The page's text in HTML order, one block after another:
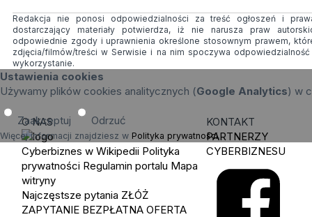
Redakcja nie ponosi odpowiedzialności za treść ogłoszeń i
dostarczający materiały potwierdza, iż nie narusza praw
odpowiednie zgody i uprawnienia określone stosownym prawem,
zdjęcia/filmów/treści w Serwisie i na nim spoczywa
wykorzystanie.
Ustawienia cookies
Używamy plików cookies analitycznych (Google Analytics) w
Zaakceptuj Odrzuć
Więcej informacji znajdziesz w Polityka prywatności.
O NAS
Cyberbiznes w Wikipedii Polityka
prywatności Regulamin portalu Mapa
witryny
Najczęstsze pytania ZŁÓŻ
ZAPYTANIE BEZPŁATNA OFERTA
KONTAKT
PARTNERZY
CYBERBIZNESU